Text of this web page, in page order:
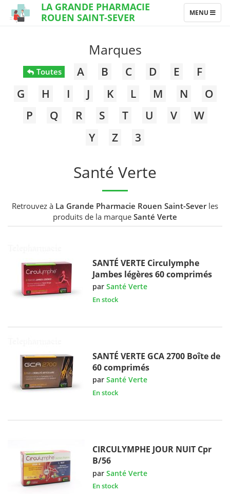
LA GRANDE PHARMACIE
ROUEN SAINT-SEVER
TOGGLE
NAVIGATION
MENU
Marques
Toutes A B C D E
F
G
H I J K L M N
O
P
Q R S T U V
W
Y
Z 3
Santé Verte
Retrouvez à La Grande Pharmacie Rouen Saint-Severles
produits de la marque Santé Verte
SANTÉ VERTE Circulymphe
Jambes légères 60 comprimés
parSanté Verte
En stock
SANTÉ VERTE GCA 2700 Boîte de
60 comprimés
parSanté Verte
En stock
CIRCULYMPHE JOUR NUIT Cpr
B/56
parSanté Verte
En stock